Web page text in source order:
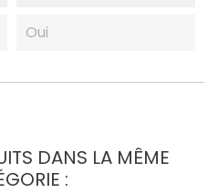
Oui
DANS LA MÊME
: